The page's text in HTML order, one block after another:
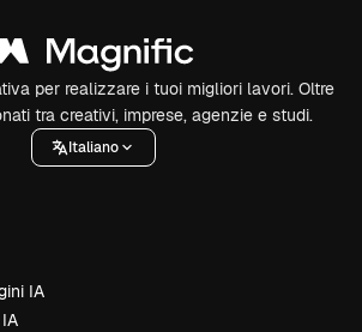
per realizzare i tuoi migliori lavori. Oltre
tra creativi, imprese, agenzie e studi.
Italiano
IA